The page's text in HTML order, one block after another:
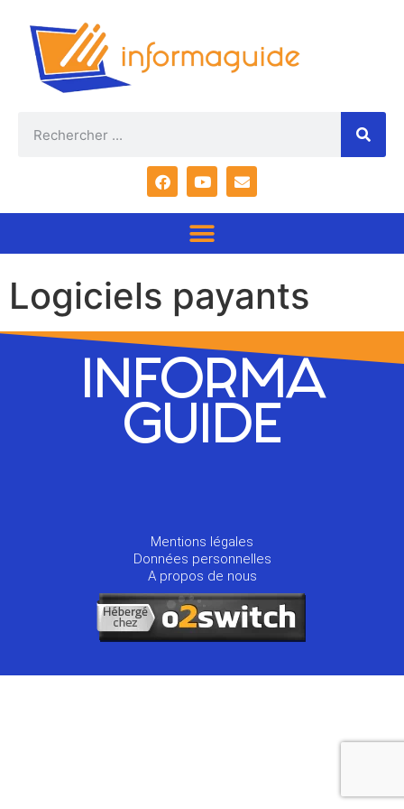
Logiciels payants
INFORMA
GUIDE
Mentions légales
Données personnelles
A propos de nous